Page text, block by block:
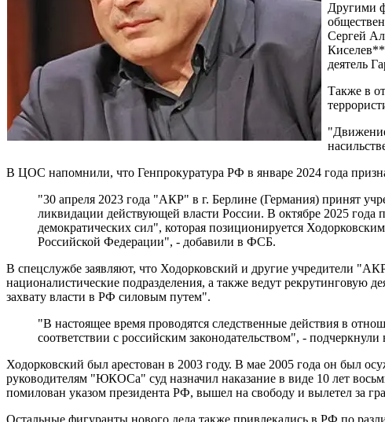
Другими
Сергей
деятель
Также в
В ЦОС напомнили, что Генпрокуратура РФ в январе 2024 года
"30 апреля 2023 года "АКР" в г. Берлине (Германия) принят
ликвидации действующей власти России. В октябре 2025
демократических сил", которая позиционируется
Российской Федерации", - добавили в ФСБ.
В спецслужбе заявляют, что Ходорковский и другие учредители
националистические подразделения, а также ведут рекрутинговую
захвату власти в РФ силовым путем".
"В настоящее время проводятся следственные действия в
соответствии с российским законодательством", -
Ходорковский был арестован в 2003 году. В мае 2005 года он был
руководителям "ЮКОСа" суд назначил наказание в виде 10 лет
помилован указом президента РФ, вышел на свободу и вылетел за